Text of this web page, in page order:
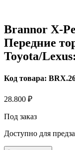
Brannor X-
Передние
Toyota/
Код товара:
28.800 ₽
Под заказ
Доступно для